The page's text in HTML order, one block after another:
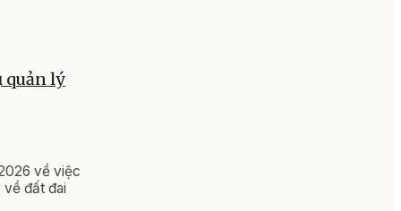
quản lý
về việc
về đất đai